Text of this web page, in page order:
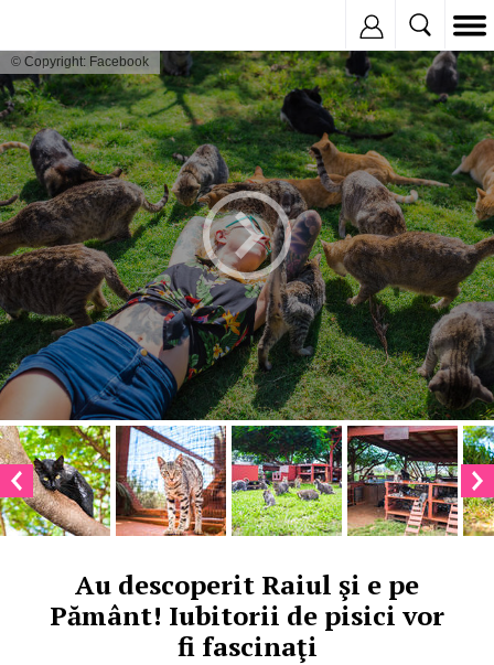
© Copyright: Facebook
Au descoperit Raiul şi e pe
Pământ! Iubitorii de pisici vor
fi fascinaţi